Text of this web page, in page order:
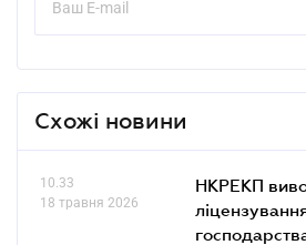
Схожі новини
10.33
18 травня 2026
НКРЕКП